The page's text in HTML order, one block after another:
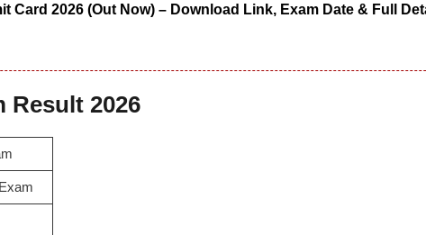
Card 2026 (Out Now) – Download Link, Exam Date & Full
Result 2026